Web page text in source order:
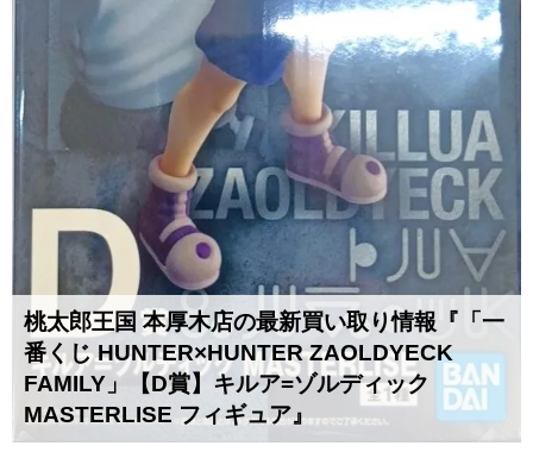
桃太郎王国 本厚木店の最新買い取り情報『「一
番くじ HUNTER×HUNTER ZAOLDYECK
FAMILY」【D賞】キルア=ゾルディック
MASTERLISE フィギュア』